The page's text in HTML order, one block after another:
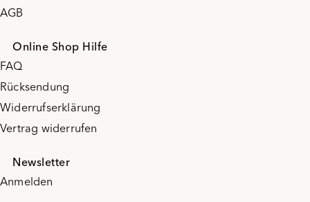
AGB
Online Shop Hilfe
FAQ
Rücksendung
Widerrufserklärung
Vertrag widerrufen
Newsletter
Anmelden